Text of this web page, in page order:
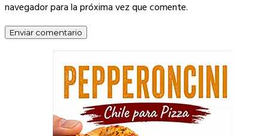
navegador para la próxima vez que comente.